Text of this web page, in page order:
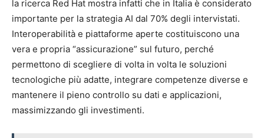
la ricerca Red Hat mostra infatti che in Italia è considerato
importante per la strategia AI dal 70% degli intervistati.
Interoperabilità e piattaforme aperte costituiscono una
vera e propria “assicurazione” sul futuro, perché
permettono di scegliere di volta in volta le soluzioni
tecnologiche più adatte, integrare competenze diverse e
mantenere il pieno controllo su dati e applicazioni,
massimizzando gli investimenti.